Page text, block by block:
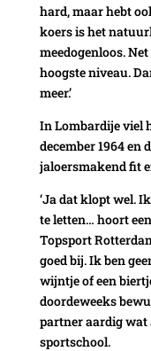
hard, maar hebt
koers is het
meedogenloos.
hoogste niveau.
meer.’
In Lombardije viel
december 1964 en
jaloersmakend fit
‘Ja dat klopt wel.
te letten… hoort
Topsport
goed bij. Ik ben
wijntje of een
doordeweeks
partner aardig
sportschool.